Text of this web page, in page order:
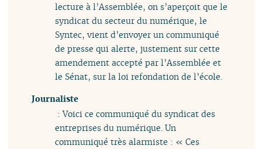
lecture à l’Assemblée, on s’aperçoit que le
syndicat du secteur du numérique, le
Syntec, vient d’envoyer un communiqué
de presse qui alerte, justement sur cette
amendement accepté par l’Assemblée et
le Sénat, sur la loi refondation de l’école.
Journaliste
: Voici ce communiqué du syndicat des
entreprises du numérique. Un
communiqué très alarmiste : « Ces